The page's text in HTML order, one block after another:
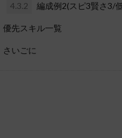
4.3.2 編成例2(スピ3賢さ3/
優先スキル一覧
さいごに